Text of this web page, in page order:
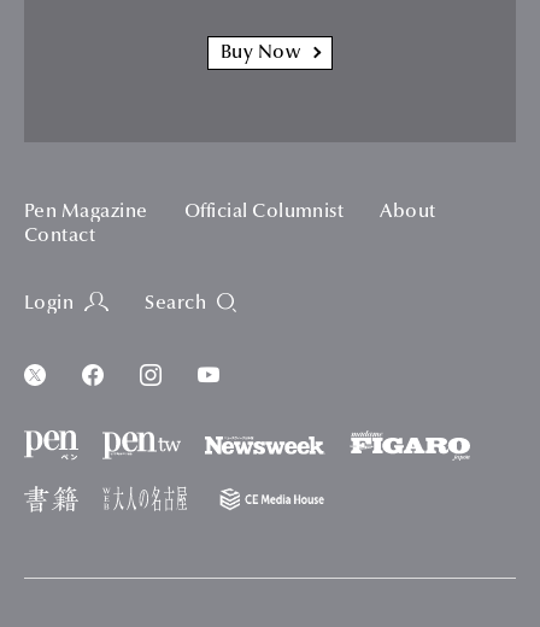
Buy Now
Pen Magazine Official Columnist
About
Contact
Login Search